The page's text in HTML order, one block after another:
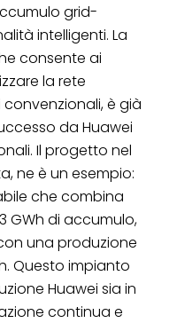
grid-
intelligenti. La
consente ai
la rete
è già
da Huawei
Il progetto nel
ne è un esempio:
che combina
GWh di accumulo,
una produzione
Questo impianto
Huawei sia in
continua e